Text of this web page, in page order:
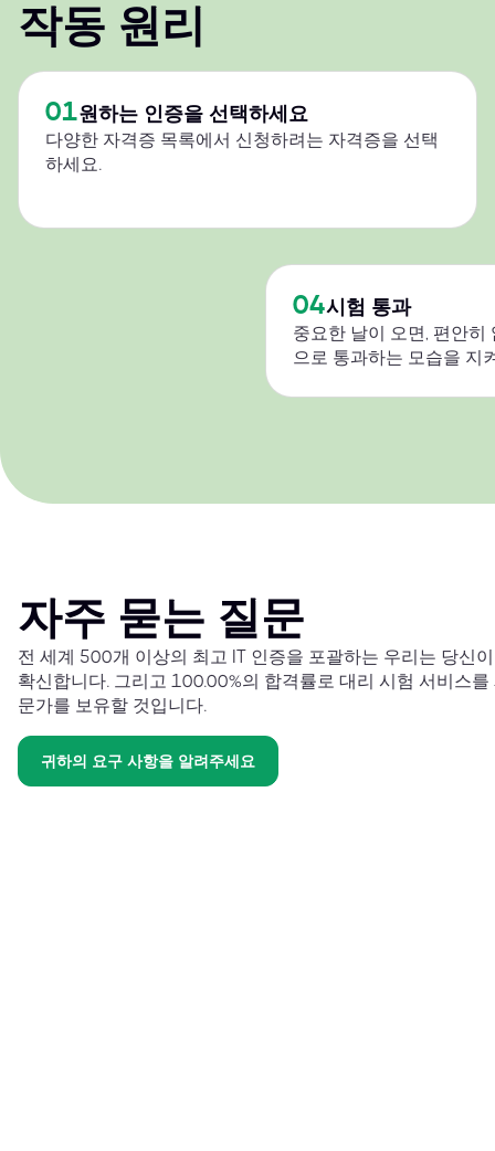
작동 원리
01원하는 인증을 선택하세요
다양한 자격증 목록에서 신청하려는 자격증을 선택
하세요.
04시험 통과
중요한 날이 오면, 편안
으로 통과하는 모습을 지
자주 묻는 질문
전 세계 500개 이상의 최고 IT 인증을 포괄하는 우리는 당신
확신합니다. 그리고 100.00%의 합격률로 대리 시험 서비스
문가를 보유할 것입니다.
귀하의 요구 사항을 알려주세요